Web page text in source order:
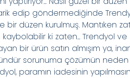
edip göndermediğinde
bir düzen kurulmuş. Mantıken
kaybolabilir ki zaten... Trendyol ve
bir ürün satın almışım ya,
sorunuma çözümün
paramın iadesinin